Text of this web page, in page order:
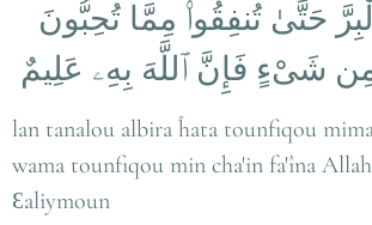
حَتَّىٰ تُنفِقُوا۟ مِمَّا تُحِبُّونَ
مِن شَىْءٍ فَإِنَّ ٱللَّهَ بِهِۦ عَلِيمٌ
lan tanalou albira ĥata tounfiqou
wama tounfiqou min cha'in fa'îna
Ɛaliymoun